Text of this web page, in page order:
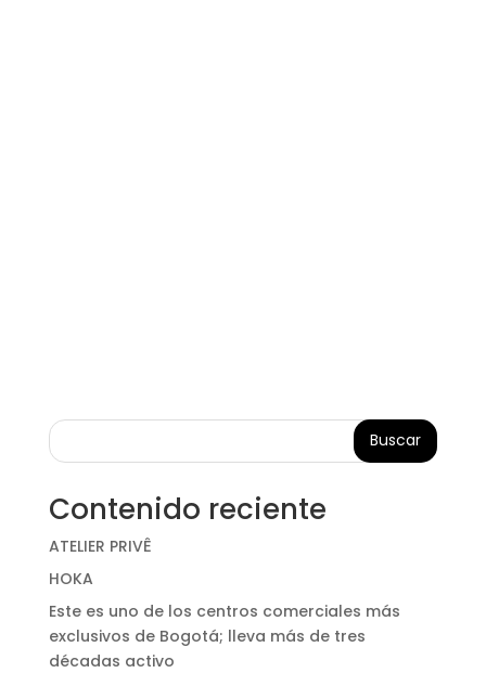
Buscar
Contenido reciente
ATELIER PRIVÊ
HOKA
Este es uno de los centros comerciales más
exclusivos de Bogotá; lleva más de tres
décadas activo